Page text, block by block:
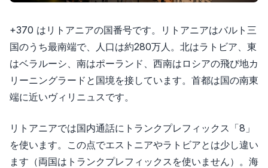
+370 はリトアニアの国番号です。リトアニアはバルト三
国のうち最南端で、人口は約280万人。北はラトビア、東
はベラルーシ、南はポーランド、西南はロシアの飛び地カ
リーニングラードと国境を接しています。首都は国の南東
端に近いヴィリニュスです。
リトアニアでは国内通話にトランクプレフィックス「8」
を使います。この点でエストニアやラトビアとは少し違い
ます（両国はトランクプレフィックスを使いません）。海